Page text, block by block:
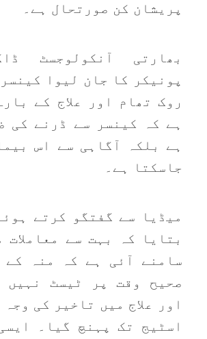
پریشان کن صورتحال ہے۔
بھارتی آنکولوجسٹ
پونیکر کا جان لیوا کینسر
روک تھام اور علاج کے
ہے کہ کینسر سے ڈرنے کی
ہے بلکہ آگاہی سے اس
جاسکتا ہے۔
میڈیا سے گفتگو کرتے
بتایا کہ بہت سے معاملات
سامنے آئی ہے کہ منہ کے
صحیح وقت پر ٹیسٹ نہیں
اور علاج میں تاخیر کی
اسٹیج تک پہنچ گیا۔